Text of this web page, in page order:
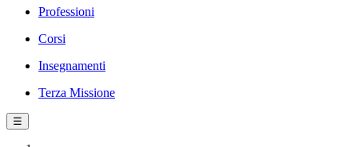
Professioni
Corsi
Insegnamenti
Terza Missione
☰